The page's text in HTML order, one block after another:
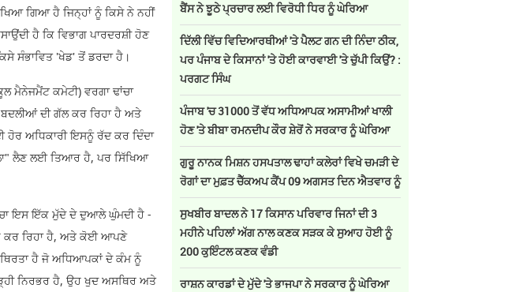
ਗਿਆ ਹੈ ਜਿਨ੍ਹਾਂ ਨੂੰ ਕਿਸੇ ਨੇ ਨਹੀਂ
ਹੈ ਕਿ ਵਿਭਾਗ ਪਾਰਦਰਸ਼ੀ ਹੋਣ
ਸੰਭਾਵਿਤ 'ਖੇਡ' ਤੋਂ ਡਰਦਾ ਹੈ।
ਮੈਨੇਜਮੈਂਟ ਕਮੇਟੀ) ਵਰਗਾ ਢਾਂਚਾ
ਦੀ ਗੱਲ ਕਰ ਰਿਹਾ ਹੈ ਅਤੇ
ਅਧਿਕਾਰੀ ਇਸਨੂੰ ਰੱਦ ਕਰ ਦਿੰਦਾ
ਲੈਣ ਲਈ ਤਿਆਰ ਹੈ, ਪਰ ਸਿੱਖਿਆ
ਇਸ ਇੱਕ ਮੁੱਦੇ ਦੇ ਦੁਆਲੇ ਘੁੰਮਦੀ ਹੈ -
ਕਰ ਰਿਹਾ ਹੈ, ਅਤੇ ਕੋਈ ਆਪਣੇ
ਹੈ ਜੋ ਅਧਿਆਪਕਾਂ ਦੇ ਕੰਮ ਨੂੰ
ਨਿਰਭਰ ਹੈ, ਉਹ ਖੁਦ ਅਸਥਿਰ ਅਤੇ
ਬੈਂਸ ਨੇ ਝੂਠੇ ਪ੍ਰਚਾਰ ਲਈ ਵਿਰੋਧੀ ਧਿਰ ਨੂੰ ਘੇਰਿਆ
ਦਿੱਲੀ ਵਿੱਚ ਵਿਦਿਆਰਥੀਆਂ 'ਤੇ ਪੈਲਟ ਗਨ ਦੀ ਨਿੰਦਾ ਠੀਕ,
ਪਰ ਪੰਜਾਬ ਦੇ ਕਿਸਾਨਾਂ 'ਤੇ ਹੋਈ ਕਾਰਵਾਈ 'ਤੇ ਚੁੱਪੀ ਕਿਉਂ? :
ਪਰਗਟ ਸਿੰਘ
ਪੰਜਾਬ 'ਚ 31000 ਤੋਂ ਵੱਧ ਅਧਿਆਪਕ ਅਸਾਮੀਆਂ ਖਾਲੀ
ਹੋਣ 'ਤੇ ਬੀਬਾ ਰਮਨਦੀਪ ਕੌਰ ਸ਼ੇਰੋਂ ਨੇ ਸਰਕਾਰ ਨੂੰ ਘੇਰਿਆ
ਗੁਰੂ ਨਾਨਕ ਮਿਸ਼ਨ ਹਸਪਤਾਲ ਢਾਹਾਂ ਕਲੇਰਾਂ ਵਿਖੇ ਚਮੜੀ ਦੇ
ਰੋਗਾਂ ਦਾ ਮੁਫ਼ਤ ਚੈੱਕਅਪ ਕੈਂਪ 09 ਅਗਸਤ ਦਿਨ ਐਤਵਾਰ ਨੂੰ
ਸੁਖਬੀਰ ਬਾਦਲ ਨੇ 17 ਕਿਸਾਨ ਪਰਿਵਾਰ ਜਿਨਾਂ ਦੀ 3
ਮਹੀਨੇ ਪਹਿਲਾਂ ਅੱਗ ਨਾਲ ਕਣਕ ਸੜਕ ਕੇ ਸੁਆਹ ਹੋਈ ਨੂੰ
200 ਕੁਇੰਟਲ ਕਣਕ ਵੰਡੀ
ਰਾਸ਼ਨ ਕਾਰਡਾਂ ਦੇ ਮੁੱਦੇ 'ਤੇ ਭਾਜਪਾ ਨੇ ਸਰਕਾਰ ਨੂੰ ਘੇਰਿਆ